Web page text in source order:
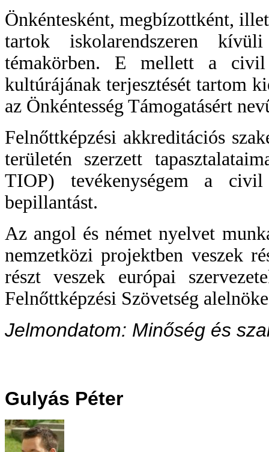
Önkéntesként, megbízottként,
tartok iskolarendszeren
témakörben. E mellett a civil
kultúrájának terjesztését tartom
az Önkéntesség Támogatásért
Felnőttképzési akkreditációs
területén szerzett
TIOP) tevékenységem a
bepillantást.
Az angol és német nyelvet
nemzetközi projektben veszek
részt veszek európai
Felnőttképzési Szövetség
Jelmondatom: Minőség és
Gulyás Péter